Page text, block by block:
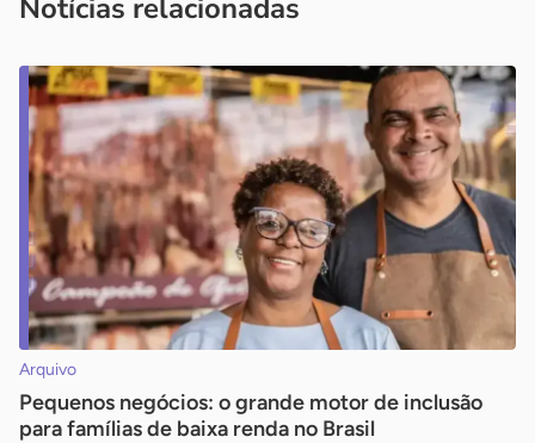
Notícias relacionadas
Arquivo
Pequenos negócios: o grande motor de inclusão
para famílias de baixa renda no Brasil